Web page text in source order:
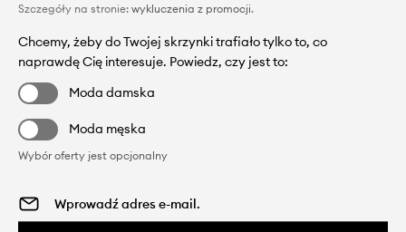
Szczegóły na stronie: wykluczenia z promocji.
Chcemy, żeby do Twojej skrzynki trafiało tylko to, co
naprawdę Cię interesuje. Powiedz, czy jest to:
Moda damska
Moda męska
Wybór oferty jest opcjonalny